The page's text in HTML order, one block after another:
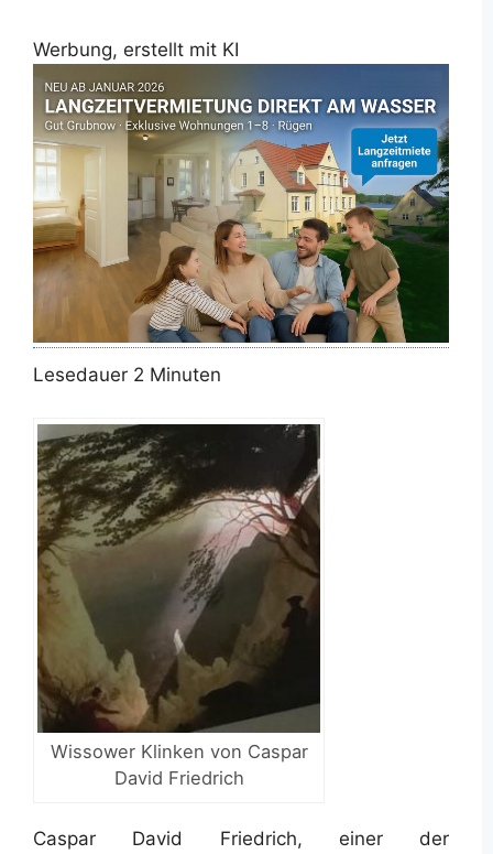
Werbung, erstellt mit KI
Lesedauer 2 Minuten
Wissower Klinken von Caspar
David Friedrich
Caspar David Friedrich, einer der